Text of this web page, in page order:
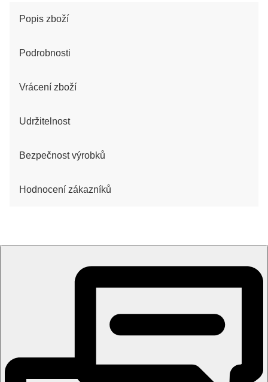
Popis zboží
Podrobnosti
Vrácení zboží
Udržitelnost
Bezpečnost výrobků
Hodnocení zákazníků